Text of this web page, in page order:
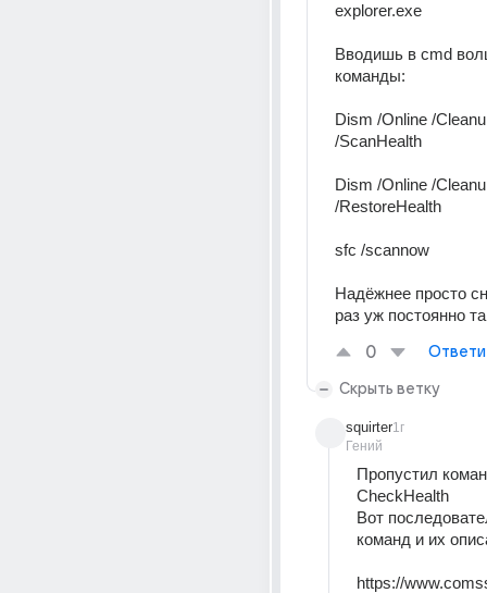
explorer.exe
Вводишь в cmd
команды:
Dism /Online /
/ScanHealth
Dism /Online /
/RestoreHealth
sfc /scannow
Надёжнее просто
раз уж постоянно
0
Скрыть ветку
squirter
Гений
1г
Пропустил
CheckHealth
Вот
команд и их
https://